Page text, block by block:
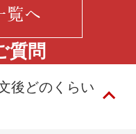
覧へ
質問
後どのくらい